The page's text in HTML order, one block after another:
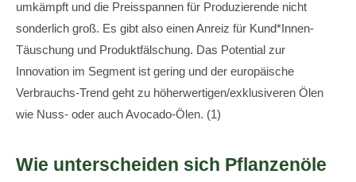
umkämpft und die Preisspannen für Produzierende nicht
sonderlich groß. Es gibt also einen Anreiz für Kund*Innen-
Täuschung und Produktfälschung. Das Potential zur
Innovation im Segment ist gering und der europäische
Verbrauchs-Trend geht zu höherwertigen/exklusiveren Ölen
wie Nuss- oder auch Avocado-Ölen. (1)
Wie unterscheiden sich Pflanzenöle